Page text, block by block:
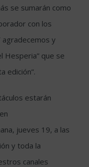
se sumarán como
con los
agradecemos y
Hesperia” que se
edición”.
estarán
jueves 19, a las
y toda la
canales